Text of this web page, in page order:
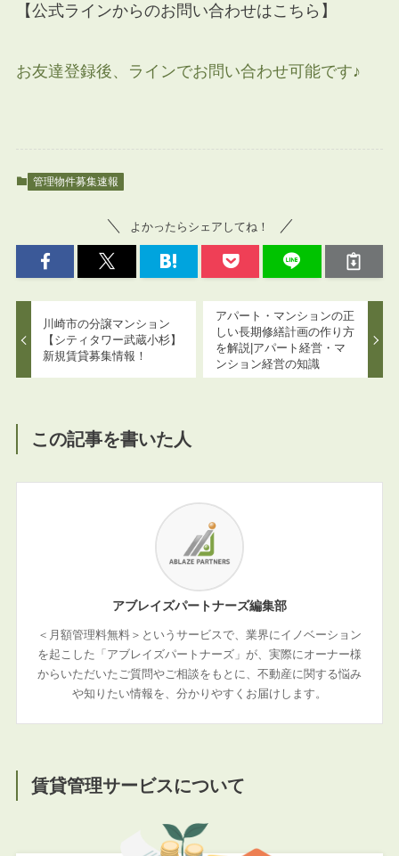
【公式ラインからのお問い合わせはこちら】
お友達登録後、ラインでお問い合わせ可能です♪
管理物件募集速報
よかったらシェアしてね！
川崎市の分譲マンション
【シティタワー武蔵小杉】
新規賃貸募集情報！
アパート・マンションの正
しい長期修繕計画の作り方
を解説|アパート経営・マ
ンション経営の知識
この記事を書いた人
アブレイズパートナーズ編集部
＜月額管理料無料＞というサービスで、業界にイノベーション
を起こした「アブレイズパートナーズ」が、実際にオーナー様
からいただいたご質問やご相談をもとに、不動産に関する悩み
や知りたい情報を、分かりやすくお届けします。
賃貸管理サービスについて